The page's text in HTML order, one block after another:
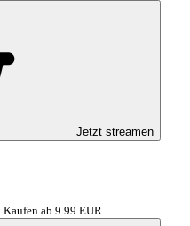
Jetzt streamen
Kaufen ab 9.99 EUR